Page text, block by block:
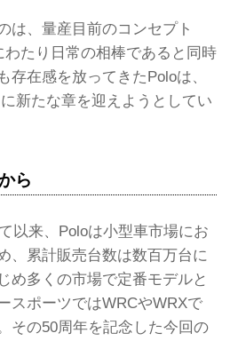
は、量産目前のコンセプト
わたり日常の相棒であると同時
存在感を放ってきたPoloは、
新たな章を迎えようとしてい
ら
以来、Poloは小型車市場にお
、累計販売台数は数百万台に
め多くの市場で定番モデルと
スポーツではWRCやWRXで
その50周年を記念した今回の